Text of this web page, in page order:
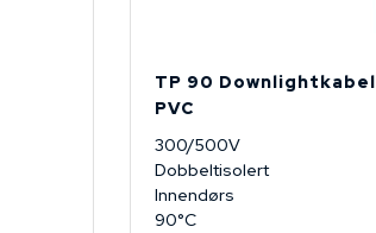
TP 90 Downlightkabel
PVC
300/500V
Dobbeltisolert
Innendørs
90°C